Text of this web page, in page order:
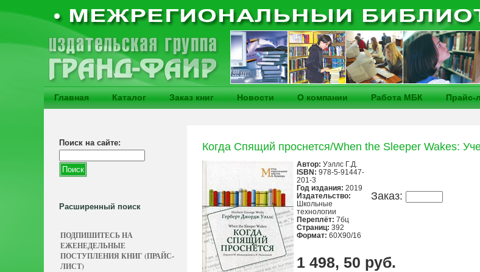
Главная Каталог Заказ книг Новости О компании Работа МБК Прайс-
Поиск на сайте:
Расширенный поиск
ПОДПИШИТЕСЬ НА
ЕЖЕНЕДЕЛЬНЫЕ
ПОСТУПЛЕНИЯ КНИГ (ПРАЙС-
ЛИСТ)
Когда Спящий проснется/When the Sleeper Wakes:
Заказ:
Автор: Уэллс Г.Д.
ISBN: 978-5-91447-
201-3
Год издания: 2019
Издательство:
Школьные
технологии
Переплёт: 7бц
Страниц: 392
Формат: 60Х90/16
1 498, 50 руб.